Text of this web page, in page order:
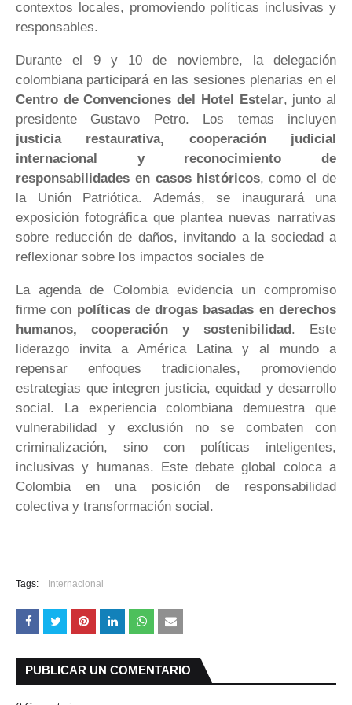
contextos locales, promoviendo políticas inclusivas y
responsables.
Durante el 9 y 10 de noviembre, la delegación
colombiana participará en las sesiones plenarias en el
Centro de Convenciones del Hotel Estelar, junto al
presidente Gustavo Petro. Los temas incluyen
justicia restaurativa, cooperación judicial
internacional y reconocimiento de
responsabilidades en casos históricos, como el de
la Unión Patriótica. Además, se inaugurará una
exposición fotográfica que plantea nuevas narrativas
sobre reducción de daños, invitando a la sociedad a
reflexionar sobre los impactos sociales de
La agenda de Colombia evidencia un compromiso
firme con políticas de drogas basadas en derechos
humanos, cooperación y sostenibilidad . Este
liderazgo invita a América Latina y al mundo a
repensar enfoques tradicionales, promoviendo
estrategias que integren justicia, equidad y desarrollo
social. La experiencia colombiana demuestra que
vulnerabilidad y exclusión no se combaten con
criminalización, sino con políticas inteligentes,
inclusivas y humanas. Este debate global coloca a
Colombia en una posición de responsabilidad
colectiva y transformación social.
Tags: Internacional
PUBLICAR UN COMENTARIO